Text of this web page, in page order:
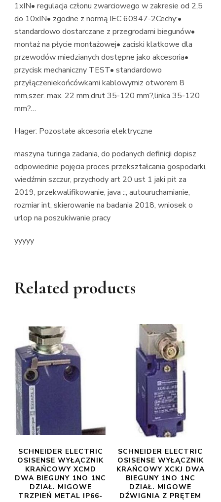
1xIN• regulacja członu zwarciowego w zakresie od 2,5
do 10xIN• zgodne z normą IEC 60947-2Cechy:•
standardowo dostarczane z przegrodami biegunów•
montaż na płycie montażowej• zaciski klatkowe dla
przewodów miedzianych dostępne jako akcesoria•
przycisk mechaniczny TEST• standardowo
przyłączeniekońcówkami kablowymiz otworem 8
mm,szer. max. 22 mm,drut 35-120 mm?,linka 35-120
mm?…
Hager: Pozostałe akcesoria elektryczne
maszyna turinga zadania, do podanych definicji dopisz
odpowiednie pojęcia proces przekształcania gospodarki,
wiedźmin szczur, przychody art 20 ust 1 jaki pit za
2019, przekwalifikowanie, java ::, autouruchamianie,
rozmiar int, skierowanie na badania 2018, wniosek o
urlop na poszukiwanie pracy
yyyyy
Related products
SCHNEIDER ELECTRIC
OSISENSE WYŁĄCZNIK
KRAŃCOWY XCMD
DWA BIEGUNY 1NO 1NC
DZIAŁ. MIGOWE
TRZPIEŃ METAL IP66-
SCHNEIDER ELECTRIC
OSISENSE WYŁĄCZNIK
KRAŃCOWY XCKJ DWA
BIEGUNY 1NO 1NC
DZIAŁ. MIGOWE
DŹWIGNIA Z PRĘTEM